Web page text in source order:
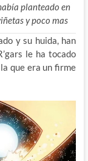
planteado en
y poco mas
y su huida, han
le ha tocado
que era un firme